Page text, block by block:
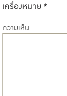
เครื่องหมาย *
ความเห็น